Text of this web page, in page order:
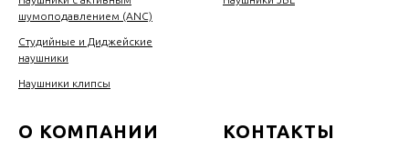
шумоподавлением (ANC)
Студийные и Диджейские
наушники
Наушники клипсы
О КОМПАНИИ КОНТАКТЫ